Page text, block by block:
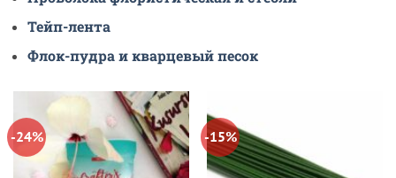
Тейп-лента
Флок-пудра и кварцевый песок
-24% -15%